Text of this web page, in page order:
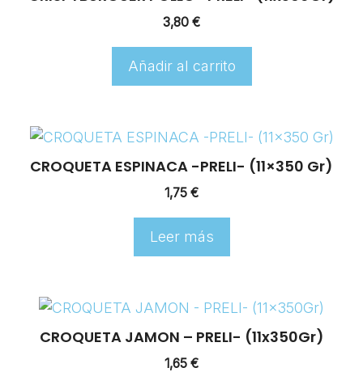
3,80 €
Añadir al carrito
CROQUETA ESPINACA -PRELI- (11×350 Gr)
1,75 €
Leer más
CROQUETA JAMON – PRELI- (11x350Gr)
1,65 €